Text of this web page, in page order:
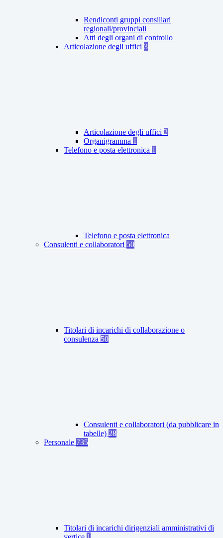
Rendiconti gruppi consiliari
regionali/provinciali
Atti degli organi di controllo
Articolazione degli uffici 3
Articolazione degli uffici 2
Organigramma 1
Telefono e posta elettronica 1
Telefono e posta elettronica
Consulenti e collaboratori 50
Titolari di incarichi di collaborazione o
consulenza 50
Consulenti e collaboratori (da pubblicare in
tabelle) 28
Personale 735
Titolari di incarichi dirigenziali amministrativi di